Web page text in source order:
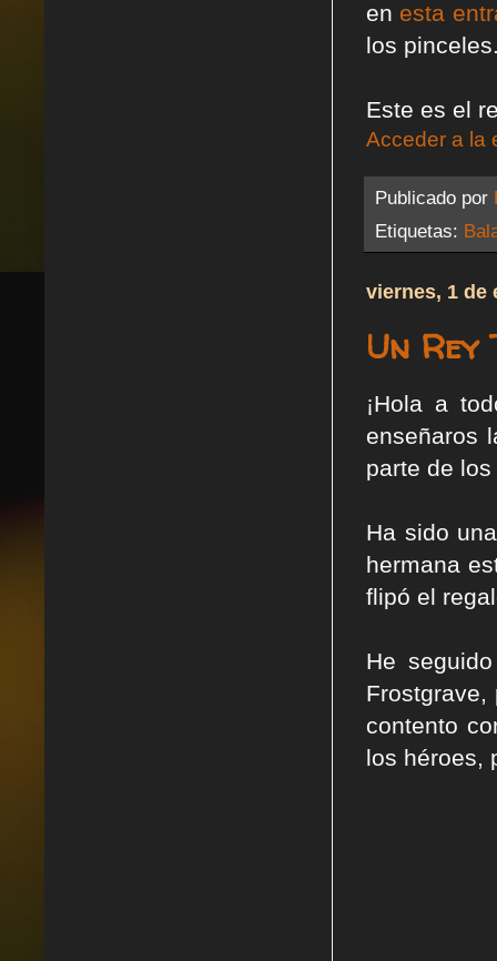
en esta
los
Este es el
Acceder a la
Publicado por
Etiquetas:
viernes, 1 de
Un
¡Hola a
enseñaros
parte de los
Ha sido
hermana
flipó el
He
contento
los héroes,